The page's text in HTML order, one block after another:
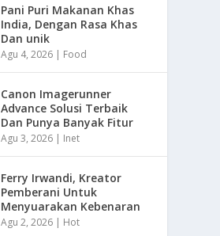
Pani Puri Makanan Khas
India, Dengan Rasa Khas
Dan unik
Agu 4, 2026 | Food
Canon Imagerunner
Advance Solusi Terbaik
Dan Punya Banyak Fitur
Agu 3, 2026 | Inet
Ferry Irwandi, Kreator
Pemberani Untuk
Menyuarakan Kebenaran
Agu 2, 2026 | Hot